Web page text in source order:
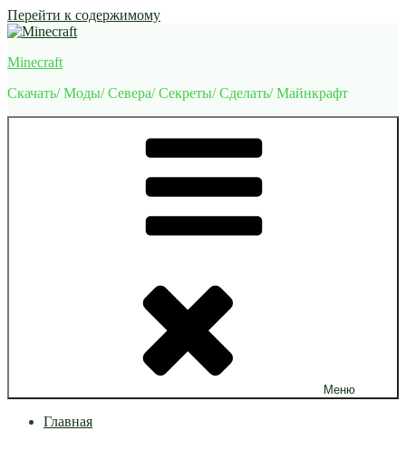
Перейти к содержимому
Minecraft
Скачать/ Моды/ Севера/ Секреты/ Сделать/ Майнкрафт
Меню
Главная